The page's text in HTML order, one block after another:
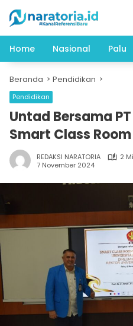
konten
Home
Nasional Palu
Beranda Pendidikan
Pendidikan
Untad Bersama
Smart Class Room
REDAKSI NARATORIA
2
7 November 2024